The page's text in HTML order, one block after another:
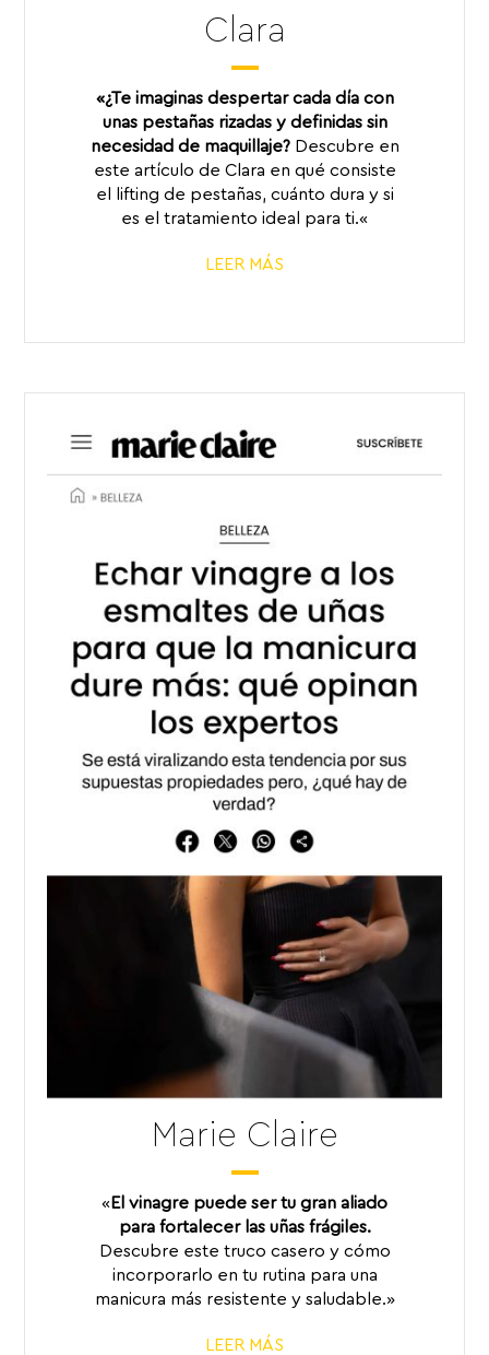
Clara
«¿Te imaginas despertar cada día con
unas pestañas rizadas y definidas sin
necesidad de maquillaje? Descubre en
este artículo de Clara en qué consiste
el lifting de pestañas, cuánto dura y si
es el tratamiento ideal para ti.«
LEER MÁS
Marie Claire
«El vinagre puede ser tu gran aliado
para fortalecer las uñas frágiles.
Descubre este truco casero y cómo
incorporarlo en tu rutina para una
manicura más resistente y saludable.»
LEER MÁS